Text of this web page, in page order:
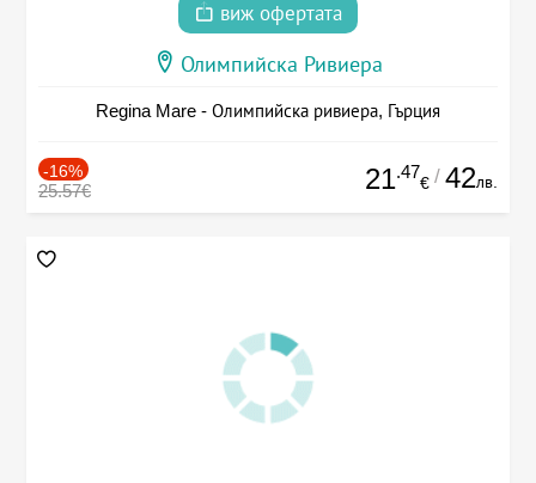
виж офертата
Олимпийска Ривиера
Regina Mare - Олимпийска ривиера, Гърция
-16%
25.57€ 21.47
€ / 42лв.